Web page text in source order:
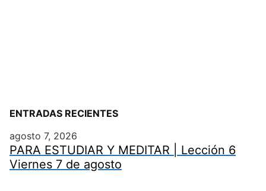
ENTRADAS RECIENTES
agosto 7, 2026
PARA ESTUDIAR Y MEDITAR | Lección 6
Viernes 7 de agosto